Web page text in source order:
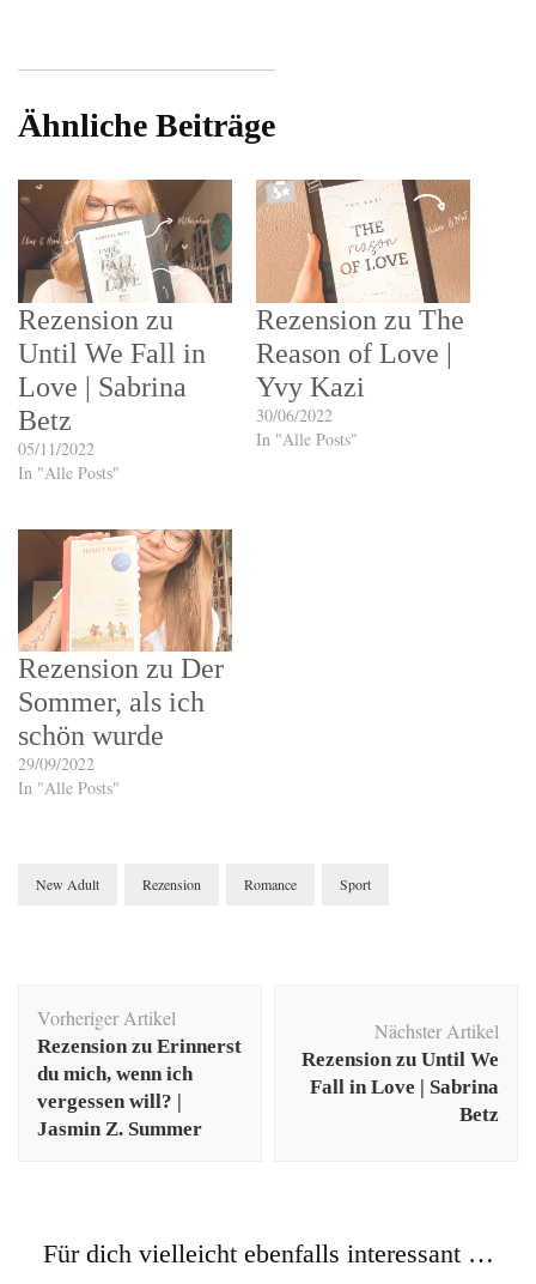
Ähnliche Beiträge
Rezension zu
Until We Fall in
Love | Sabrina
Betz
05/11/2022
In "Alle Posts"
Rezension zu The
Reason of Love |
Yvy Kazi
30/06/2022
In "Alle Posts"
Rezension zu Der
Sommer, als ich
schön wurde
29/09/2022
In "Alle Posts"
New Adult Rezension Romance Sport
Vorheriger Artikel
Rezension zu Erinnerst
du mich, wenn ich
vergessen will? |
Jasmin Z. Summer
Nächster Artikel
Rezension zu Until We
Fall in Love | Sabrina
Betz
Für dich vielleicht ebenfalls interessant …